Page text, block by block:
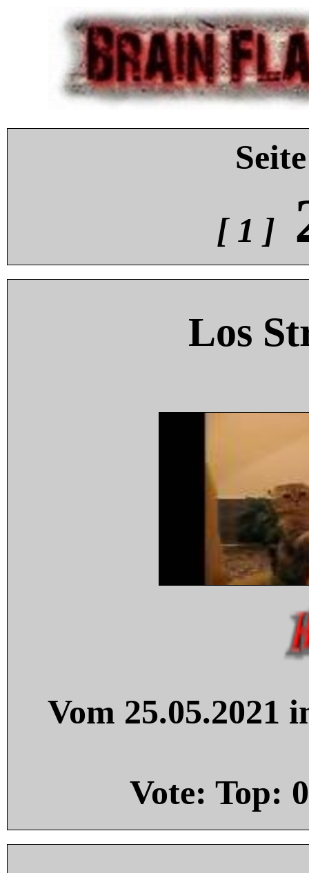
[ 1 ]
Los
Vom 25.05.2021
Vote: Top: 0